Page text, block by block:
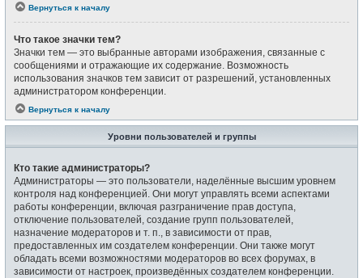
Вернуться к началу
Что такое значки тем?
Значки тем — это выбранные авторами изображения, связанные с
сообщениями и отражающие их содержание. Возможность
использования значков тем зависит от разрешений, установленных
администратором конференции.
Вернуться к началу
Уровни пользователей и группы
Кто такие администраторы?
Администраторы — это пользователи, наделённые высшим уровнем
контроля над конференцией. Они могут управлять всеми аспектами
работы конференции, включая разграничение прав доступа,
отключение пользователей, создание групп пользователей,
назначение модераторов и т. п., в зависимости от прав,
предоставленных им создателем конференции. Они также могут
обладать всеми возможностями модераторов во всех форумах, в
зависимости от настроек, произведённых создателем конференции.